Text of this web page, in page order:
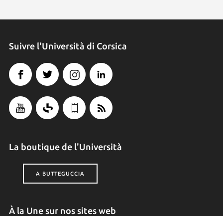
Suivre l'Università di Corsica
La boutique de l'Università
A BUTTEGUCCIA
À la Une sur nos sites web